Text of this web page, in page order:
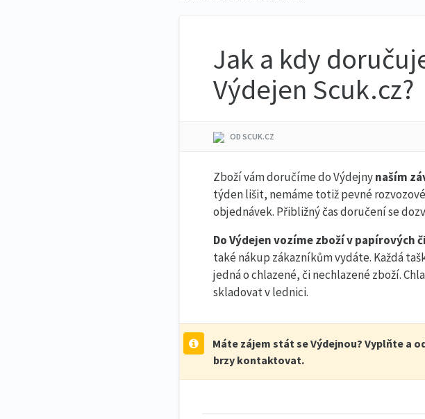
Jak a kdy
Výdejen Scuk.cz?
OD SCUK.CZ
Zboží vám doručíme do Výdejnynaším
týden lišit, nemáme totiž pevné
objednávek. Přibližný čas doručení se
Do Výdejen vozíme zboží v
také nákup zákazníkům vydáte. Každá
jedná o chlazené, či nechlazené zboží.
skladovat v lednici.
Máte zájem stát se Výdejnou? Vyplňte a
brzy kontaktovat.